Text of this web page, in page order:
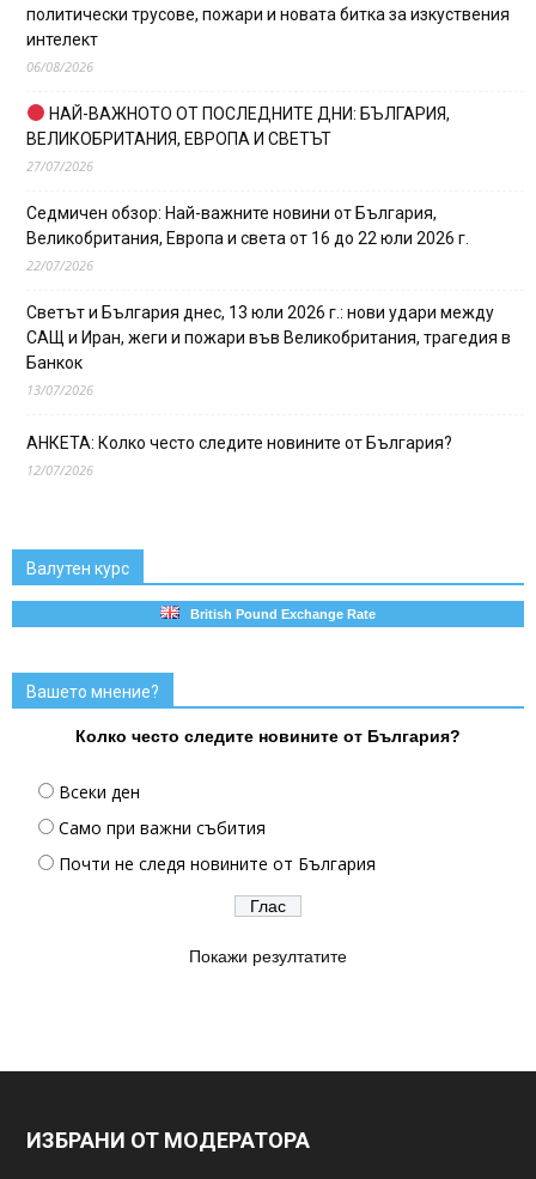
политически трусове, пожари и новата битка за изкуствения
интелект
06/08/2026
НАЙ-ВАЖНОТО ОТ ПОСЛЕДНИТЕ ДНИ: БЪЛГАРИЯ,
ВЕЛИКОБРИТАНИЯ, ЕВРОПА И СВЕТЪТ
27/07/2026
Седмичен обзор: Най-важните новини от България,
Великобритания, Европа и света от 16 до 22 юли 2026 г.
22/07/2026
Светът и България днес, 13 юли 2026 г.: нови удари между
САЩ и Иран, жеги и пожари във Великобритания, трагедия в
Банкок
13/07/2026
АНКЕТА: Колко често следите новините от България?
12/07/2026
Валутен курс
British Pound Exchange Rate
Вашето мнение?
Колко често следите новините от България?
Всеки ден
Само при важни събития
Почти не следя новините от България
Покажи резултатите
ИЗБРАНИ ОТ МОДЕРАТОРА